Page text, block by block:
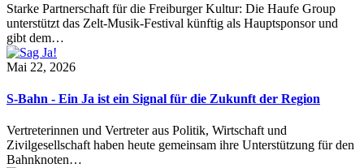
Starke Partnerschaft für die Freiburger Kultur: Die Haufe Group
unterstützt das Zelt-Musik-Festival künftig als Hauptsponsor und
gibt dem…
Mai 22, 2026
S-Bahn - Ein Ja ist ein Signal für die Zukunft der Region
Vertreterinnen und Vertreter aus Politik, Wirtschaft und
Zivilgesellschaft haben heute gemeinsam ihre Unterstützung für den
Bahnknoten…